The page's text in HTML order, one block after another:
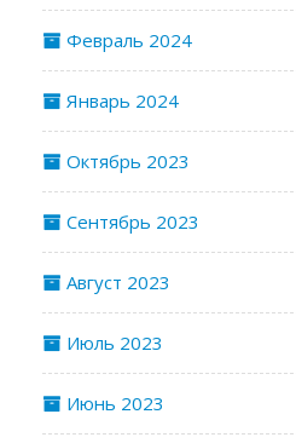
Февраль 2024
Январь 2024
Октябрь 2023
Сентябрь 2023
Август 2023
Июль 2023
Июнь 2023